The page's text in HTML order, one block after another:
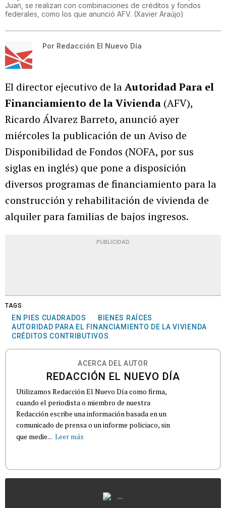
Juan, se realizan con combinaciones de créditos y fondos
federales, como los que anunció AFV. (Xavier Araújo)
Por Redacción El Nuevo Día
El director ejecutivo de laAutoridad Para el
Financiamiento de la Vivienda (AFV),
Ricardo Álvarez Barreto, anunció ayer
miércoles la publicación de un Aviso de
Disponibilidad de Fondos (NOFA, por sus
siglas en inglés) que pone a disposición
diversos programas de financiamiento para la
construcción y rehabilitación de vivienda de
alquiler para familias de bajos ingresos.
PUBLICIDAD
TAGS
EN PIES CUADRADOS
BIENES RAÍCES
AUTORIDAD PARA EL FINANCIAMIENTO DE LA VIVIENDA
CRÉDITOS CONTRIBUTIVOS
ACERCA DEL AUTOR
REDACCIÓN EL NUEVO DÍA
Utilizamos Redacción El Nuevo Día como firma,
cuando el periodista o miembro de nuestra
Redacción escribe una información basada en un
comunicado de prensa o un informe policiaco, sin
que medie... Leer más
...